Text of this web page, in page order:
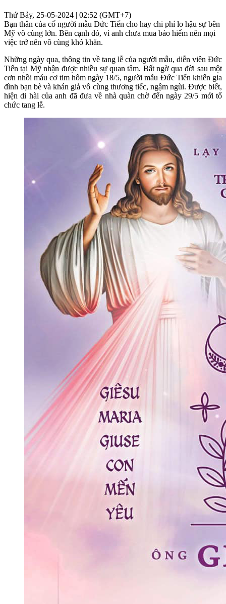
Thứ Bảy, 25-05-2024 | 02:52 (GMT+7)
Bạn thân của cố người mẫu Đức Tiến cho hay chi phí lo hậu sự bên
Mỹ vô cùng lớn. Bên cạnh đó, vì anh chưa mua bảo hiểm nên mọi
việc trở nên vô cùng khó khăn.
Những ngày qua, thông tin về tang lễ của người mẫu, diễn viên Đức
Tiến tại Mỹ nhận được nhiều sự quan tâm. Bất ngờ qua đời sau một
cơn nhồi máu cơ tim hôm ngày 18/5, người mẫu Đức Tiến khiến gia
đình bạn bè và khán giả vô cùng thương tiếc, ngậm ngùi. Được biết,
hiện di hài của anh đã đưa về nhà quàn chờ đến ngày 29/5 mới tổ
chức tang lễ.